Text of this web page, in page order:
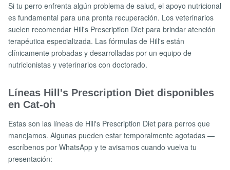
Si tu perro enfrenta algún problema de salud, el apoyo nutricional
es fundamental para una pronta recuperación. Los veterinarios
suelen recomendar Hill's Prescription Diet para brindar atención
terapéutica especializada. Las fórmulas de Hill's están
clínicamente probadas y desarrolladas por un equipo de
nutricionistas y veterinarios con doctorado.
Líneas Hill's Prescription Diet disponibles
en Cat-oh
Estas son las líneas de Hill's Prescription Diet para perros que
manejamos. Algunas pueden estar temporalmente agotadas —
escríbenos por WhatsApp y te avisamos cuando vuelva tu
presentación: